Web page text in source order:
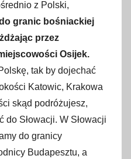
z Polski,
granic bośniackiej
przez
Osijek.
tak by dojechać
Katowic, Krakowa
skąd podróżujesz,
do Słowacji. W Słowacji
do granicy
Budapesztu, a